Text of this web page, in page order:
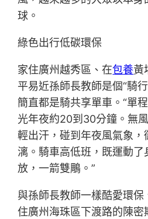
球。
綠色出行低碳環保
家住廣州越秀區、在包養黃
平易近孫師長教師是個“騎
簡直都是騎共享單車。“單
光年夜約20到30分鐘。無
輕出汗，碰到年夜風氣象，
漓。騎車高低班，既運動
放，一箭雙鵰。”
與孫師長教師一樣酷愛環保
住廣州海珠區下渡路的陳密